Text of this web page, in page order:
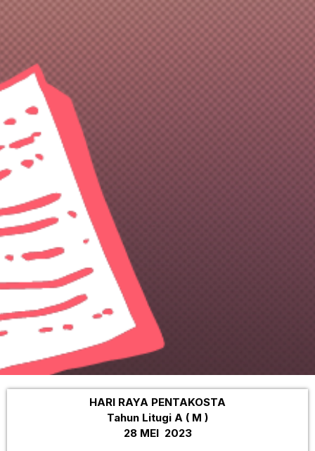
HARI RAYA PENTAKOSTA
Tahun Litugi A ( M )
28 MEI 2023